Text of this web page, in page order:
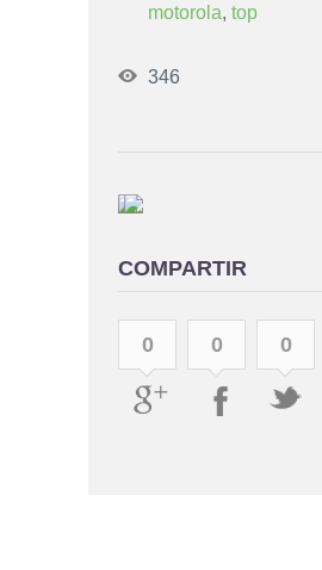
motorola, top
346
COMPARTIR
0 0 0